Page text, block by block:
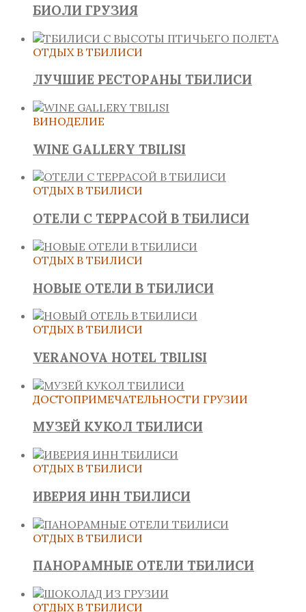
БИОЛИ ГРУЗИЯ
ОТДЫХ В ТБИЛИСИ
ЛУЧШИЕ РЕСТОРАНЫ ТБИЛИСИ
ВИНОДЕЛИЕ
WINE GALLERY TBILISI
ОТДЫХ В ТБИЛИСИ
ОТЕЛИ С ТЕРРАСОЙ В ТБИЛИСИ
ОТДЫХ В ТБИЛИСИ
НОВЫЕ ОТЕЛИ В ТБИЛИСИ
ОТДЫХ В ТБИЛИСИ
VERANOVA HOTEL TBILISI
ДОСТОПРИМЕЧАТЕЛЬНОСТИ ГРУЗИИ
МУЗЕЙ КУКОЛ ТБИЛИСИ
ОТДЫХ В ТБИЛИСИ
ИВЕРИЯ ИНН ТБИЛИСИ
ОТДЫХ В ТБИЛИСИ
ПАНОРАМНЫЕ ОТЕЛИ ТБИЛИСИ
ОТДЫХ В ТБИЛИСИ